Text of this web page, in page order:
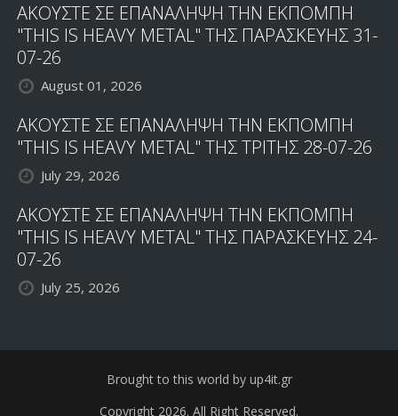
ΑΚΟΥΣΤΕ ΣΕ ΕΠΑΝΑΛΗΨΗ ΤΗΝ ΕΚΠΟΜΠΗ
"THIS IS HEAVY METAL" ΤΗΣ ΠΑΡΑΣΚΕΥΗΣ 31-
07-26
August 01, 2026
ΑΚΟΥΣΤΕ ΣΕ ΕΠΑΝΑΛΗΨΗ ΤΗΝ ΕΚΠΟΜΠΗ
"THIS IS HEAVY METAL" ΤΗΣ ΤΡΙΤΗΣ 28-07-26
July 29, 2026
ΑΚΟΥΣΤΕ ΣΕ ΕΠΑΝΑΛΗΨΗ ΤΗΝ ΕΚΠΟΜΠΗ
"THIS IS HEAVY METAL" ΤΗΣ ΠΑΡΑΣΚΕΥΗΣ 24-
07-26
July 25, 2026
Brought to this world by up4it.gr
Copyright 2026. All Right Reserved.